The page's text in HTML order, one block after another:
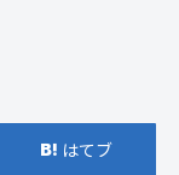
はてブ